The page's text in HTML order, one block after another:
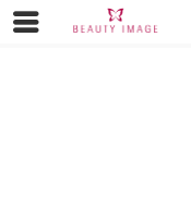
Übersicht Zubehör